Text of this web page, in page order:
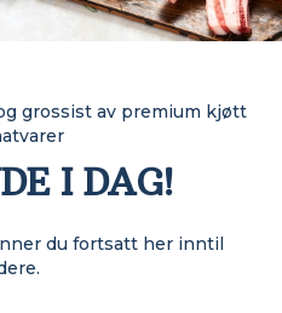
grossist av premium kjøtt
I DAG!
du fortsatt her inntil